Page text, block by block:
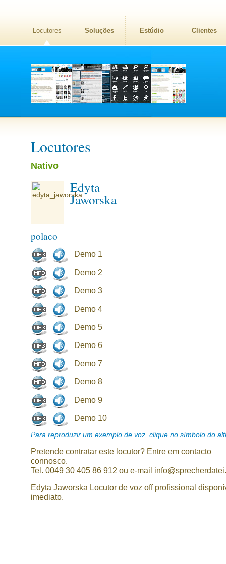
Locutores Soluções Estúdio Clientes
Locutores
Nativo
Edyta
Jaworska
polaco
Demo 1
Demo 2
Demo 3
Demo 4
Demo 5
Demo 6
Demo 7
Demo 8
Demo 9
Demo 10
Para reproduzir um exemplo de voz, clique no símbolo do
Pretende contratar este locutor? Entre em contacto
connosco.
Tel. 0049 30 405 86 912 ou e-mail
Edyta Jaworska Locutor de voz off profissional
imediato.